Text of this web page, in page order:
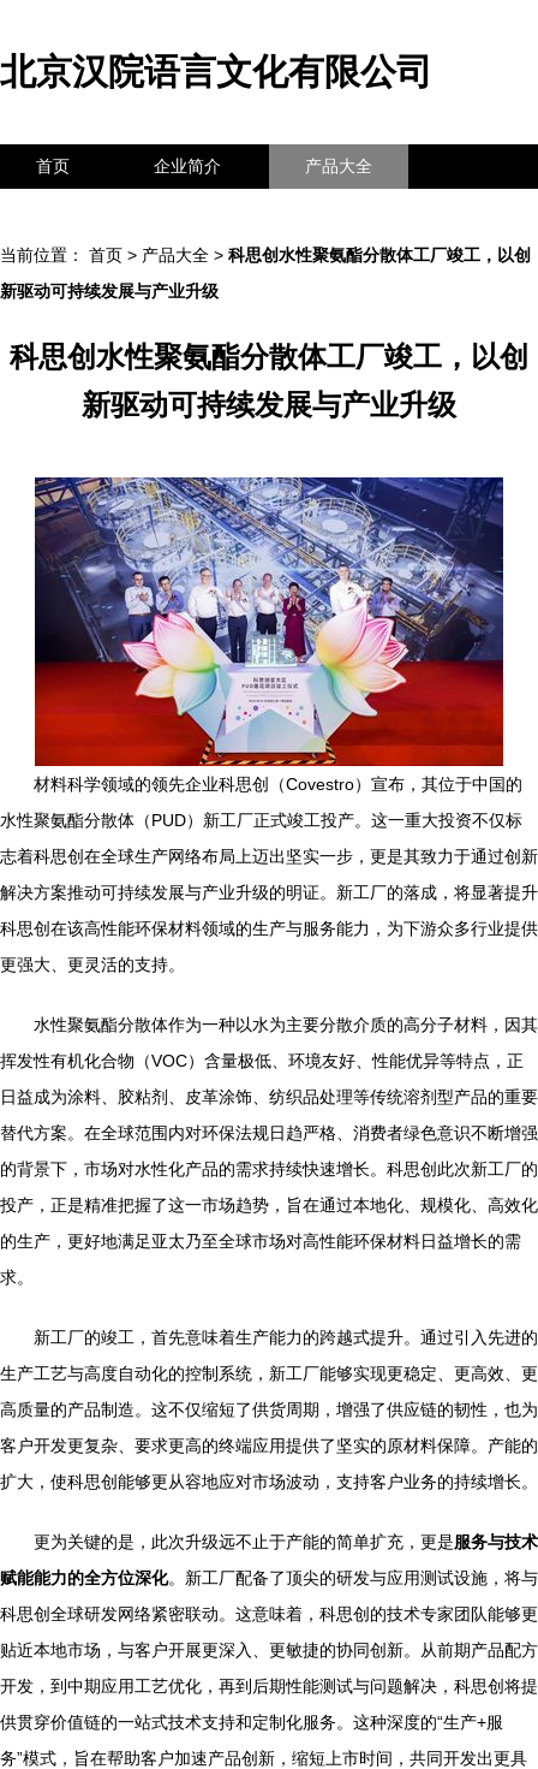
北京汉院语言文化有限公司
首页 企业简介 产品大全
当前位置： 首页 > 产品大全 > 科思创水性聚氨酯分散体工厂竣工，以创
新驱动可持续发展与产业升级
科思创水性聚氨酯分散体工厂竣工，以创
新驱动可持续发展与产业升级
材料科学领域的领先企业科思创（Covestro）宣布，其位于中国的
水性聚氨酯分散体（PUD）新工厂正式竣工投产。这一重大投资不仅标
志着科思创在全球生产网络布局上迈出坚实一步，更是其致力于通过创新
解决方案推动可持续发展与产业升级的明证。新工厂的落成，将显著提升
科思创在该高性能环保材料领域的生产与服务能力，为下游众多行业提供
更强大、更灵活的支持。
水性聚氨酯分散体作为一种以水为主要分散介质的高分子材料，因其
挥发性有机化合物（VOC）含量极低、环境友好、性能优异等特点，正
日益成为涂料、胶粘剂、皮革涂饰、纺织品处理等传统溶剂型产品的重要
替代方案。在全球范围内对环保法规日趋严格、消费者绿色意识不断增强
的背景下，市场对水性化产品的需求持续快速增长。科思创此次新工厂的
投产，正是精准把握了这一市场趋势，旨在通过本地化、规模化、高效化
的生产，更好地满足亚太乃至全球市场对高性能环保材料日益增长的需
求。
新工厂的竣工，首先意味着生产能力的跨越式提升。通过引入先进的
生产工艺与高度自动化的控制系统，新工厂能够实现更稳定、更高效、更
高质量的产品制造。这不仅缩短了供货周期，增强了供应链的韧性，也为
客户开发更复杂、要求更高的终端应用提供了坚实的原材料保障。产能的
扩大，使科思创能够更从容地应对市场波动，支持客户业务的持续增长。
更为关键的是，此次升级远不止于产能的简单扩充，更是服务与技术
赋能能力的全方位深化。新工厂配备了顶尖的研发与应用测试设施，将与
科思创全球研发网络紧密联动。这意味着，科思创的技术专家团队能够更
贴近本地市场，与客户开展更深入、更敏捷的协同创新。从前期产品配方
开发，到中期应用工艺优化，再到后期性能测试与问题解决，科思创将提
供贯穿价值链的一站式技术支持和定制化服务。这种深度的“生产+服
务”模式，旨在帮助客户加速产品创新，缩短上市时间，共同开发出更具